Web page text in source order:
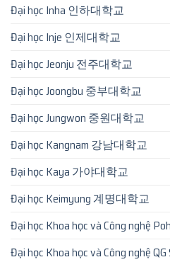
Đại học Inha 인하대학교
Đại học Inje 인제대학교
Đại học Jeonju 전주대학교
Đại học Joongbu 중부대학교
Đại học Jungwon 중원대학교
Đại học Kangnam 강남대학교
Đại học Kaya 가야대학교
Đại học Keimyung 계명대학교
Đại học Khoa học và Công nghệ
Đại học Khoa học và Công nghệ